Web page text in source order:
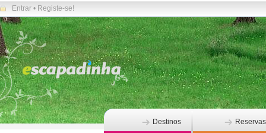
Entrar • Registe-se!
Destinos Reservas